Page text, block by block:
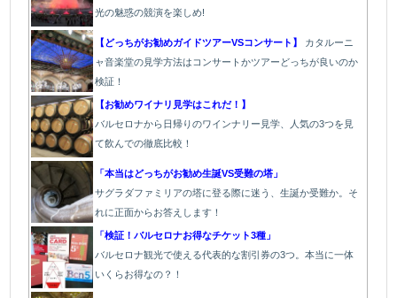
光の魅惑の競演を楽しめ!
【どっちがお勧めガイドツアーVSコンサート】
カタルーニ
ャ音楽堂の見学方法はコンサートかツアーどっちが良いのか
検証！
【お勧めワイナリ見学はこれだ！】
バルセロナから日帰りのワインナリー見学、人気の3つを見
て飲んでの徹底比較！
「本当はどっちがお勧め生誕VS受難の塔」
サグラダファミリアの塔に登る際に迷う、生誕か受難か。そ
れに正面からお答えします！
「検証！バルセロナお得なチケット3種」
バルセロナ観光で使える代表的な割引券の3つ。本当に一体
いくらお得なの？！